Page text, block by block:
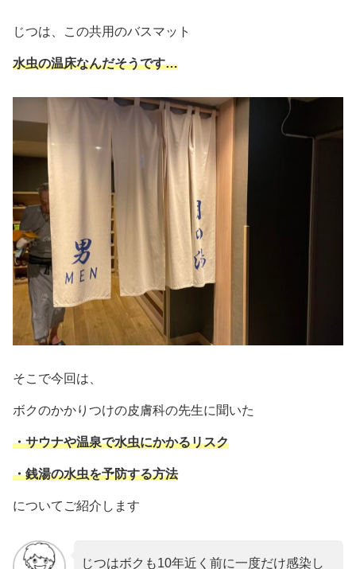
じつは、この共用のバスマット
水虫の温床なんだそうです…
そこで今回は、
ボクのかかりつけの皮膚科の先生に聞いた
・サウナや温泉で水虫にかかるリスク
・銭湯の水虫を予防する方法
についてご紹介します
じつはボクも10年近く前に一度だけ感染し